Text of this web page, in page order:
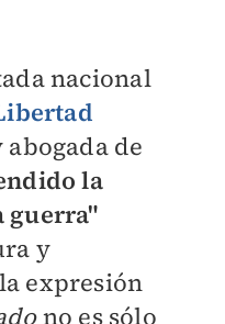
nacional
de
la
guerra"
y
expresión
no es sólo